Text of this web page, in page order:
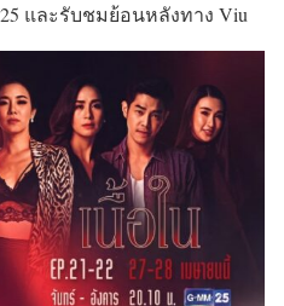
และรับชมย้อนหลังทาง Viu